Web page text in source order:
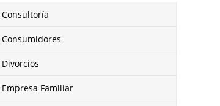
Consultoría
Consumidores
Divorcios
Empresa Familiar